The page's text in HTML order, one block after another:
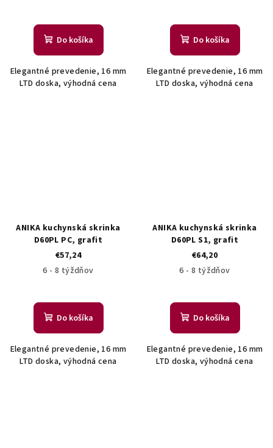
Do košíka
Elegantné prevedenie, 16 mm
LTD doska, výhodná cena
Do košíka
Elegantné prevedenie, 16 mm
LTD doska, výhodná cena
ANIKA kuchynská skrinka
D60PL PC, grafit
€57,24
6 - 8 týždňov
Do košíka
Elegantné prevedenie, 16 mm
LTD doska, výhodná cena
ANIKA kuchynská skrinka
D60PL S1, grafit
€64,20
6 - 8 týždňov
Do košíka
Elegantné prevedenie, 16 mm
LTD doska, výhodná cena